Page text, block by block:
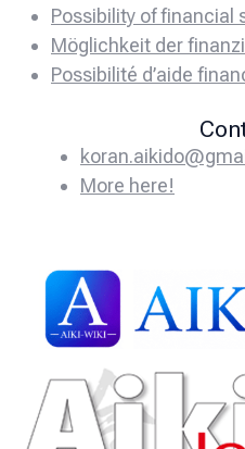
Possibility of financial
Möglichkeit der
Possibilité d’aide
More here!